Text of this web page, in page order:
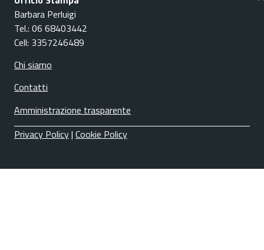
Barbara Perluigi
Tel.: 06 68403442
Cell: 3357246489
Chi siamo
Contatti
Amministrazione trasparente
Privacy Policy| Cookie Policy